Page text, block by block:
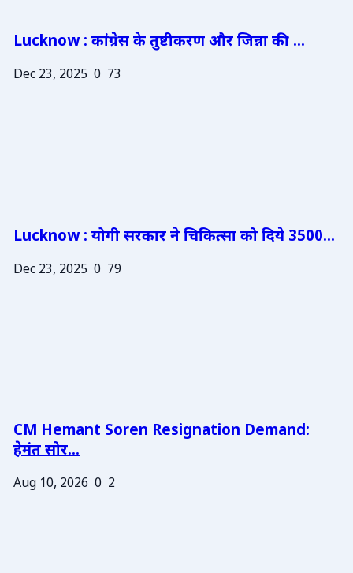
Lucknow : कांग्रेस के तुष्टीकरण और जिन्ना की ...
Dec 23, 2025 0 73
Lucknow : योगी सरकार ने चिकित्सा को दिये 3500...
Dec 23, 2025 0 79
CM Hemant Soren Resignation Demand:
हेमंत सोर...
Aug 10, 2026 0 2